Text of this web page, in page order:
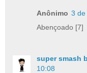
Anônimo 3
Abençoado [7]
super smash
10:08